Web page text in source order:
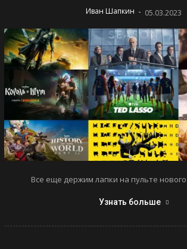
Иван Шапкин - 05.03.2023
Все еще держим лапки на пульте
Узнать больше